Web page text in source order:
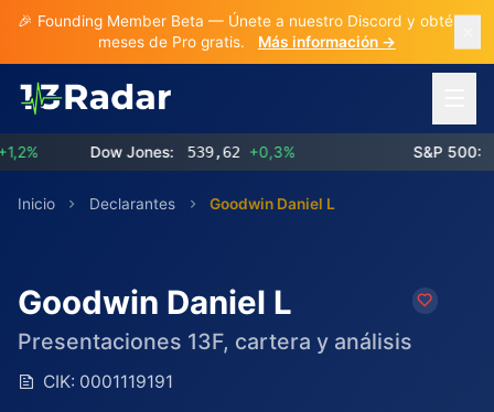
🎉 Founding Member Beta — Únete a nuestro Discord y obtén 3
meses de Pro gratis.
Más información →
Dow Jones: 539,62 +0,3% S&P 500:
Inicio Declarantes Goodwin Daniel L
Goodwin Daniel L
Presentaciones 13F, cartera y análisis
CIK: 0001119191